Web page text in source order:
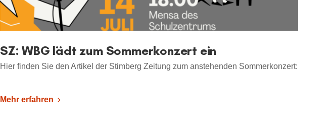
SZ: WBG lädt zum Sommerkonzert ein
Hier finden Sie den Artikel der Stimberg Zeitung zum anstehenden Sommerkonzert:
Mehr erfahren